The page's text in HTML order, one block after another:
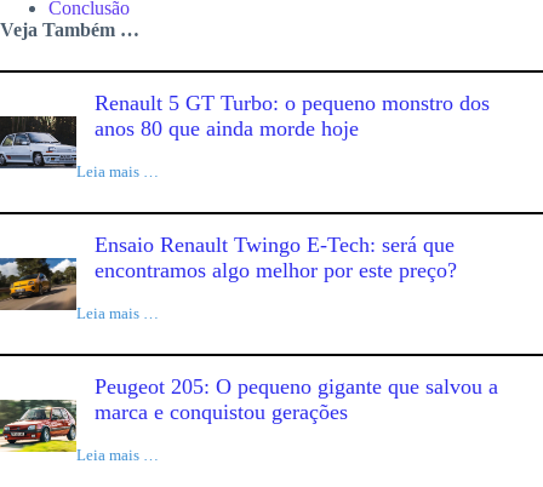
Conclusão
Veja Também …
Renault 5 GT Turbo: o pequeno monstro dos
anos 80 que ainda morde hoje
Leia mais …
Ensaio Renault Twingo E-Tech: será que
encontramos algo melhor por este preço?
Leia mais …
Peugeot 205: O pequeno gigante que salvou a
marca e conquistou gerações
Leia mais …